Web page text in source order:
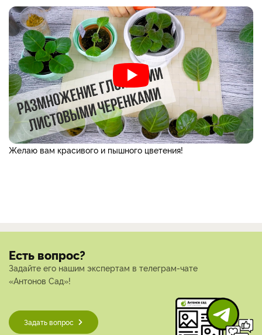
Желаю вам красивого и пышного цветения!
Есть вопрос?
Задайте его нашим экспертам в телеграм-чате
«Антонов Сад»!
Задать вопрос